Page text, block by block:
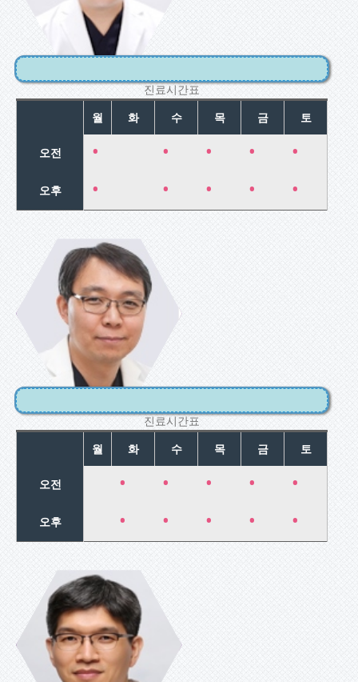
부인성형클리
닉
진료시간표
월
화 수 목 금 토
오전 • • • • •
오후 • • • • •
최영진
쌍태임신/고위
험임신
태아심장초음
파/태아유전학
진료시간표
월
화 수 목 금 토
오전 • • • • •
오후 • • • • •
한윤종
산과/고위험임
신